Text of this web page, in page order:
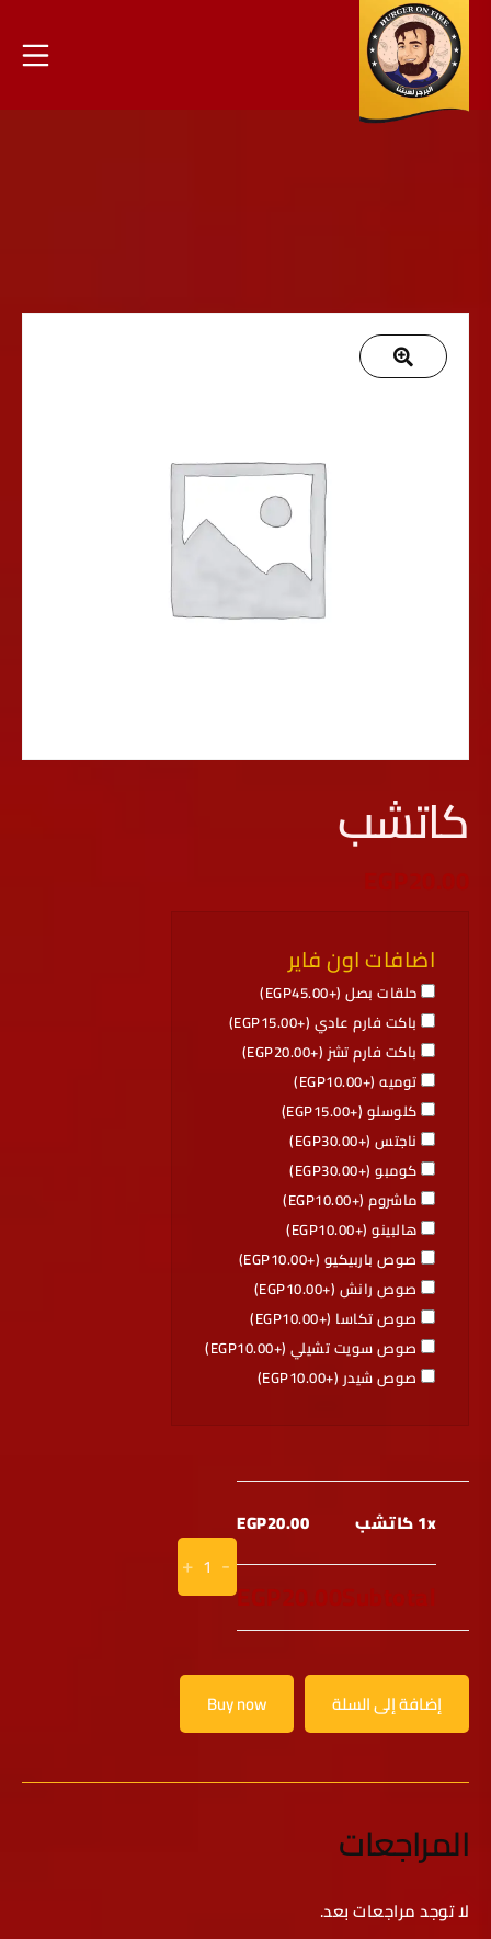
كاتشب
اضافات اون فاير
حلقات بصل (+ EGP45.00
)
باكت فارم عادي (+
EGP15.00
)
باكت فارم تشز (+
EGP20.00
)
توميه (+
EGP10.00
)
كلوسلو (+
EGP15.00
)
ناجتس (+
EGP30.00
)
كومبو (+
EGP30.00
)
ماشروم (+
EGP10.00
)
هالبينو (+
EGP10.00
)
صوص باربيكيو (+
EGP10.00
)
صوص رانش (+
EGP10.00
)
صوص تكاسا (+
EGP10.00
)
صوص سويت تشيلي (+
EGP10.00
)
صوص شيدر (+
EGP10.00
)
1x كاتشب EGP20.00
-
+
إضافة إلى السلة Buy now
المراجعات
لا توجد مراجعات بعد.